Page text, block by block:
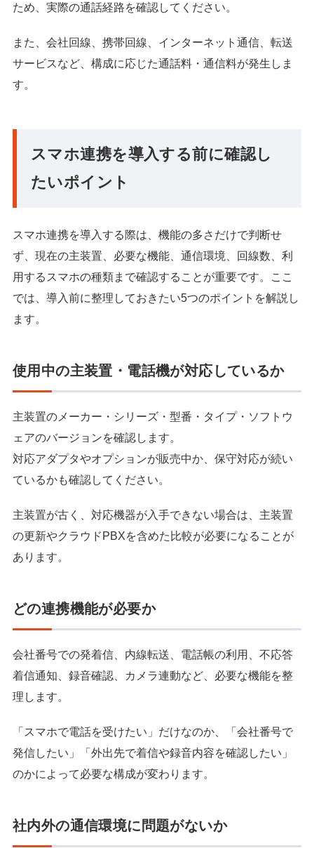
ため、実際の通話経路を確認してください。
また、会社回線、携帯回線、インターネット通信、転送
サービスなど、構成に応じた通話料・通信料が発生しま
す。
スマホ連携を導入する前に確認し
たいポイント
スマホ連携を導入する際は、機能の多さだけで判断せ
ず、現在の主装置、必要な機能、通信環境、回線数、利
用するスマホの種類まで確認することが重要です。ここ
では、導入前に整理しておきたい5つのポイントを解説し
ます。
使用中の主装置・電話機が対応しているか
主装置のメーカー・シリーズ・型番・タイプ・ソフトウ
ェアのバージョンを確認します。
対応アダプタやオプションが販売中か、保守対応が続い
ているかも確認してください。
主装置が古く、対応機器が入手できない場合は、主装置
の更新やクラウドPBXを含めた比較が必要になることが
あります。
どの連携機能が必要か
会社番号での発着信、内線転送、電話帳の利用、不応答
着信通知、録音確認、カメラ連動など、必要な機能を整
理します。
「スマホで電話を受けたい」だけなのか、「会社番号で
発信したい」「外出先で着信や録音内容を確認したい」
のかによって必要な構成が変わります。
社内外の通信環境に問題がないか